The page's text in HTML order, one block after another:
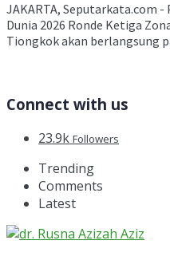
JAKARTA, Seputarkata.com
Dunia 2026 Ronde Ketiga
Tiongkok akan berlangsung
Connect with us
23.9k Followers
Trending
Comments
Latest